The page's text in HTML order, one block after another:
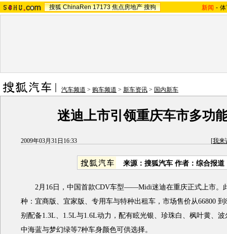
搜狐 ChinaRen 17173 焦点房地产 搜狗 新闻 -
汽车频道 > 购车频道 > 新车资讯 > 国内新车
迷迪上市引领重庆车市多功
2009年03月31日16:33 [我来
来源：搜狐汽车 作者：综合报道
2月16日，中国首款CDV车型——Midi迷迪在重庆正式上市。
种：宜商版、宜家版、专用车与特种出租车，市场售价从66800 到
别配备1.3L、1.5L与1.6L动力，配有眩光银、珍珠白、枫叶黄、
中海蓝与梦幻绿等7种车身颜色可供选择。